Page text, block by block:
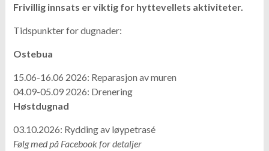
Frivillig innsats er viktig for hyttevellets aktiviteter.
Tidspunkter for dugnader:
Ostebua
15.06-16.06 2026: Reparasjon av muren
04.09-05.09 2026: Drenering
Høstdugnad
03.10.2026: Rydding av løypetrasé
Følg med på Facebook for detaljer